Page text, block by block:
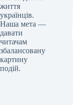
життя
українців.
Наша мета —
давати
читачам
збалансовану
картину
подій.